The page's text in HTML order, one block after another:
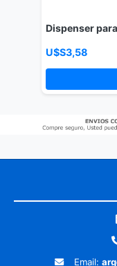
Dispenser
U$S3,58
Email: